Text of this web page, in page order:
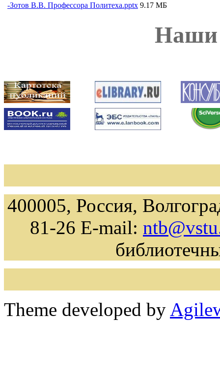
-Зотов В.В. Профессора Политеха.pptx 9.17 МБ
Наши
400005, Россия,
81-26 E-mail:
Theme developed by